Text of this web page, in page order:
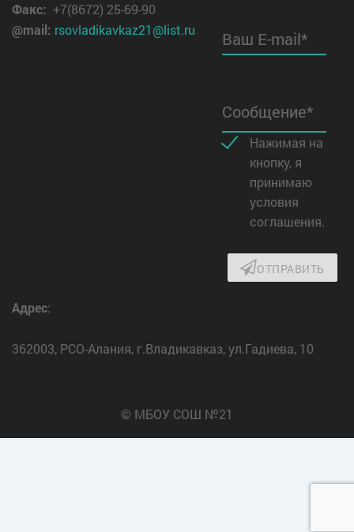
Факс: +7(8672) 25-69-90
@mail: rsovladikavkaz21@list.ru Ваш E-mail*
Сообщение*
Нажимая на
кнопку, я
принимаю
условия
соглашения.
ОТПРАВИТЬ
Адрес:
362003, РСО-Алания, г.Владикавказ, ул.Гадиева, 10
© МБОУ СОШ №21